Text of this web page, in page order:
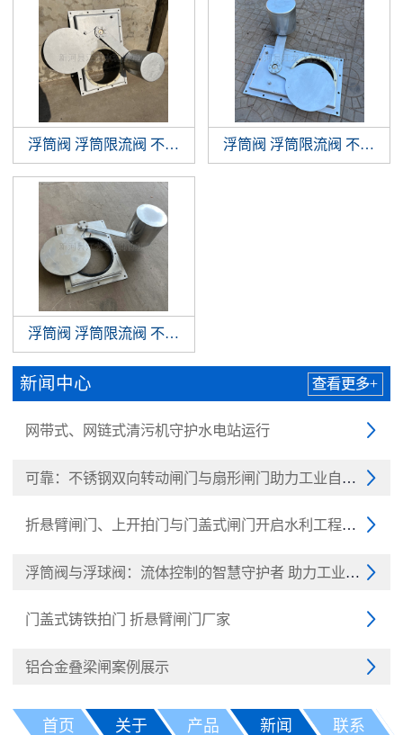
浮筒阀 浮筒限流阀 不锈钢浮筒阀 浮球阀
新闻中心 查看更多+

网带式、网链式清污机守护水电站运行

可靠：不锈钢双向转动闸门与扇形闸门助力工业自动化

折悬臂闸门、上开拍门与门盖式闸门开启水利工程新纪元

浮筒阀与浮球阀：流体控制的智慧守护者 助力工业与民生

门盖式铸铁拍门 折悬臂闸门厂家

铝合金叠梁闸案例展示
首页 关于 产品 新闻 联系